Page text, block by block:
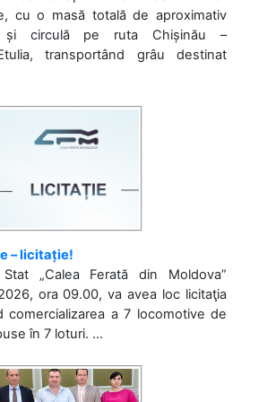
cu o masă totală de aproximativ
circulă pe ruta Chișinău –
transportând grâu destinat
– licitație!
„Calea Ferată din Moldova”
ora 09.00, va avea loc licitaţia
comercializarea a 7 locomotive de
în 7 loturi. ...